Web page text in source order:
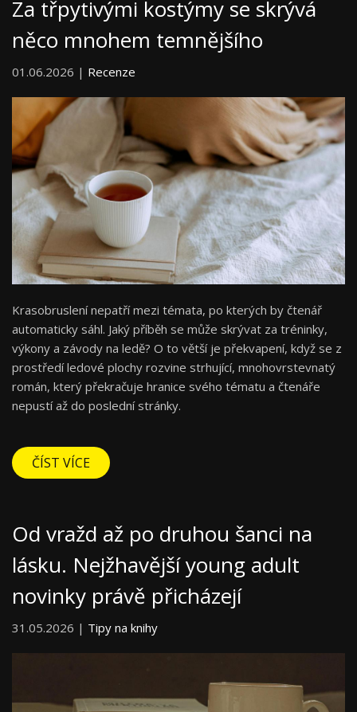
Za třpytivými kostýmy se skrývá
něco mnohem temnějšího
01.06.2026 | Recenze
Krasobruslení nepatří mezi témata, po kterých by čtenář
automaticky sáhl. Jaký příběh se může skrývat za tréninky,
výkony a závody na ledě? O to větší je překvapení, když se z
prostředí ledové plochy rozvine strhující, mnohovrstevnatý
román, který překračuje hranice svého tématu a čtenáře
nepustí až do poslední stránky.
ČÍST VÍCE
Od vražd až po druhou šanci na
lásku. Nejžhavější young adult
novinky právě přicházejí
31.05.2026 | Tipy na knihy